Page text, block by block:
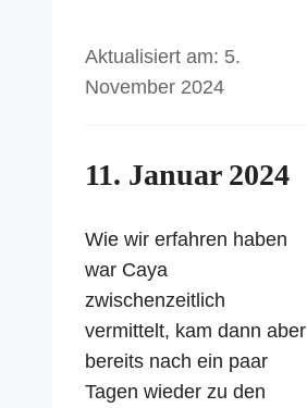
5.
November 2024
11. Januar 2024
Wie wir erfahren haben
war Caya
zwischenzeitlich
vermittelt, kam dann aber
bereits nach ein paar
Tagen wieder zu den